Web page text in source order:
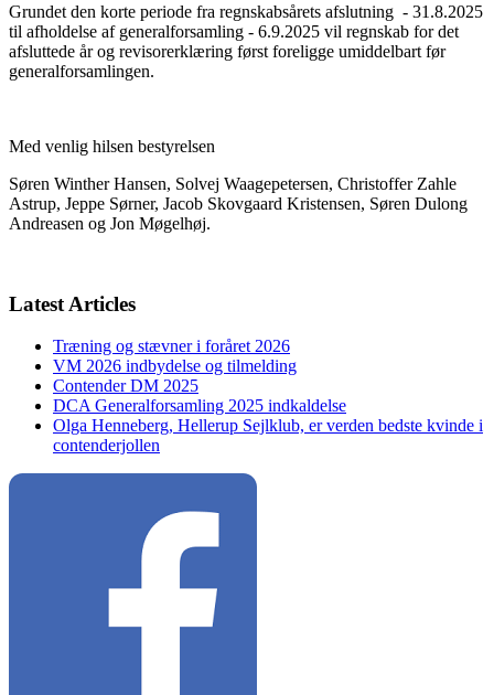
Grundet den korte periode fra regnskabsårets afslutning - 31.8.2025
til afholdelse af generalforsamling - 6.9.2025 vil regnskab for det
afsluttede år og revisorerklæring først foreligge umiddelbart før
generalforsamlingen.
Med venlig hilsen bestyrelsen
Søren Winther Hansen, Solvej Waagepetersen, Christoffer Zahle
Astrup, Jeppe Sørner, Jacob Skovgaard Kristensen, Søren Dulong
Andreasen og Jon Møgelhøj.
Latest Articles
Træning og stævner i foråret 2026
VM 2026 indbydelse og tilmelding
Contender DM 2025
DCA Generalforsamling 2025 indkaldelse
Olga Henneberg, Hellerup Sejlklub, er verden bedste kvinde i
contenderjollen